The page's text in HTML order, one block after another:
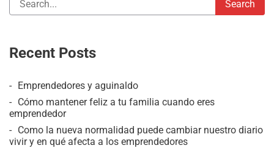
Recent Posts
Emprendedores y aguinaldo
Cómo mantener feliz a tu familia cuando eres
emprendedor
Como la nueva normalidad puede cambiar nuestro diario
vivir y en qué afecta a los emprendedores